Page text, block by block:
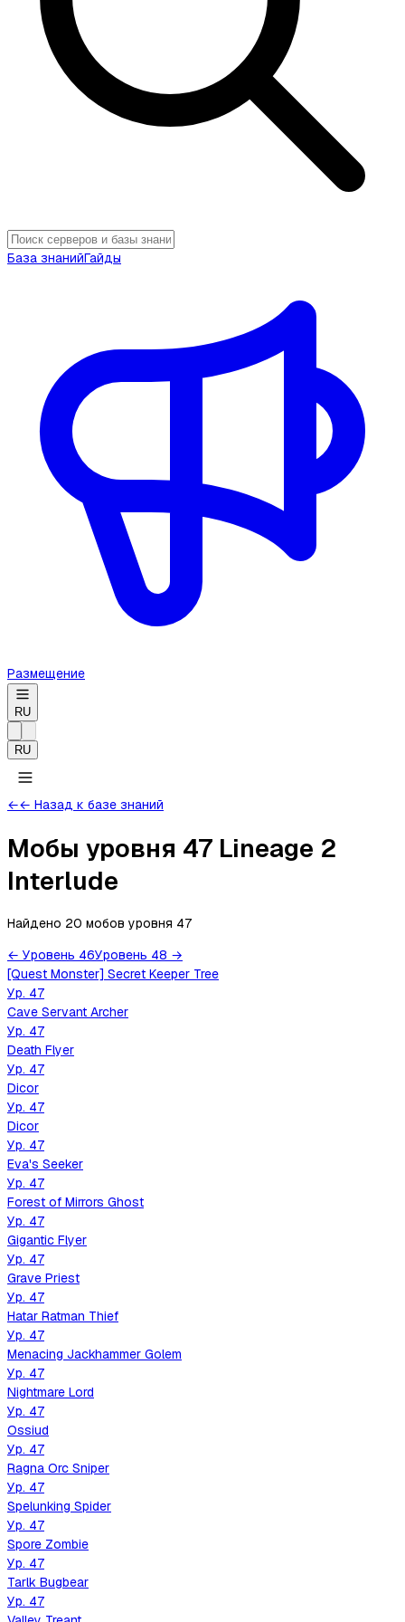
База знанийГайды
Размещение
RU
RU
←← Назад к базе знаний
Мобы уровня 47 Lineage 2
Interlude
Найдено 20 мобов уровня 47
← Уровень 46Уровень 48 →
[Quest Monster] Secret Keeper Tree
Ур. 47
Cave Servant Archer
Ур. 47
Death Flyer
Ур. 47
Dicor
Ур. 47
Dicor
Ур. 47
Eva's Seeker
Ур. 47
Forest of Mirrors Ghost
Ур. 47
Gigantic Flyer
Ур. 47
Grave Priest
Ур. 47
Hatar Ratman Thief
Ур. 47
Menacing Jackhammer Golem
Ур. 47
Nightmare Lord
Ур. 47
Ossiud
Ур. 47
Ragna Orc Sniper
Ур. 47
Spelunking Spider
Ур. 47
Spore Zombie
Ур. 47
Tarlk Bugbear
Ур. 47